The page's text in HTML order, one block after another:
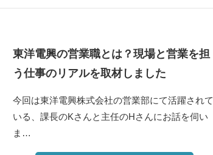
東洋電興の営業職とは？現場と営業を担
う仕事のリアルを取材しました
今回は東洋電興株式会社の営業部にて活躍されて
いる、課長のKさんと主任のHさんにお話を伺い
ま…